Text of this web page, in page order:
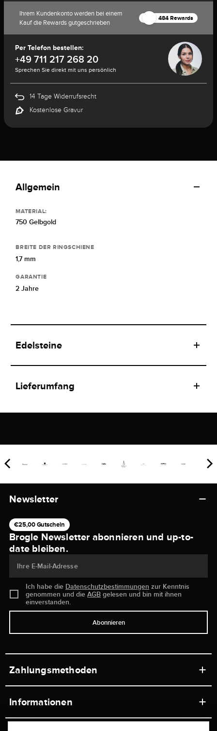
Ihrem Kundenkonto werden bei einem
Kauf die Rewards gutgeschrieben
484 Rewards
Per Telefon bestellen:
+49 711 217 268 20
Sprechen Sie direkt mit uns persönlich
14 Tage Widerrufsrecht
Kostenlose Gravur
Allgemein
MATERIAL:
750 Gelbgold
BREITE DER RINGSCHIENE
1,7 mm
GARANTIE
2 Jahre
Edelsteine
Lieferumfang
Newsletter
€25,00 Gutschein
Brogle Newsletter abonnieren und up-to-
date bleiben.
Ihre E-Mail-Adresse
Ich habe die Datenschutzbestimmungen zur Kenntnis
genommen und dieAGB gelesen und bin mit ihnen
einverstanden.
Abonnieren
Zahlungsmethoden
Informationen